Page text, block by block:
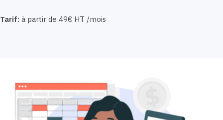
Tarif: à partir de 49€ HT /mois